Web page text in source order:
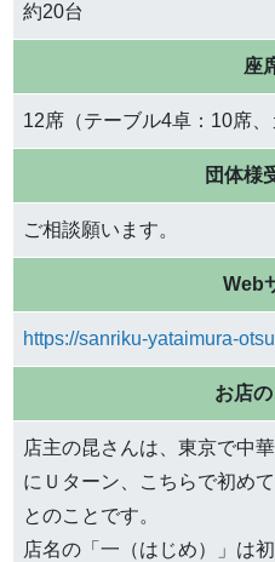
約20台
座
12席（テーブル4卓：10席、
団体様
ご相談願います。
Web
https://sanriku-yataimura-
お店
店主の昆さんは、東京で中
にＵターン、こちらで初め
とのことです。
店名の「一（はじめ）」は